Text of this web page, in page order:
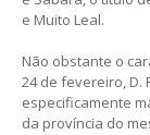
e Muito Leal.
Não obstante o
24 de fevereiro, D.
especificamente
da província do